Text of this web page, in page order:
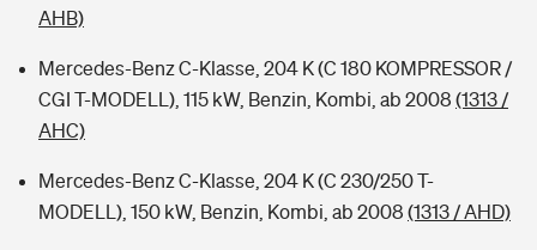
AHB)
Mercedes-Benz C-Klasse, 204 K (C 180 KOMPRESSOR /
CGI T-MODELL), 115 kW, Benzin, Kombi, ab 2008 (1313 /
AHC)
Mercedes-Benz C-Klasse, 204 K (C 230/250 T-
MODELL), 150 kW, Benzin, Kombi, ab 2008 (1313 / AHD)